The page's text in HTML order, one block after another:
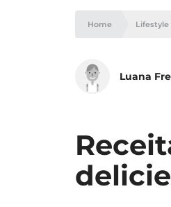
Home Lifestyle
Luana